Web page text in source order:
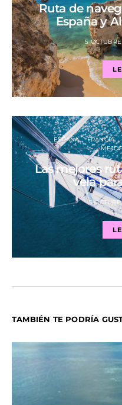
Ruta de
España y
5
ESPAÑA FRANCIA
Las mejores
vela
5
TAMBIÉN TE PODRÍA